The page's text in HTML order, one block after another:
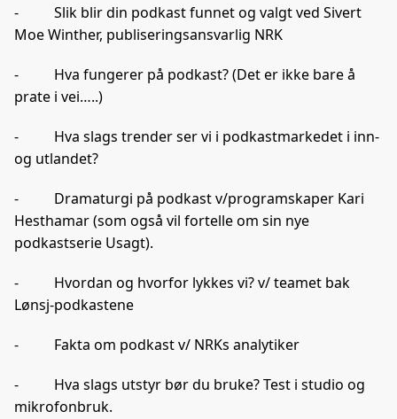
- Slik blir din podkast funnet og valgt ved Sivert
Moe Winther, publiseringsansvarlig NRK
- Hva fungerer på podkast? (Det er ikke bare å
prate i vei…..)
- Hva slags trender ser vi i podkastmarkedet i inn-
og utlandet?
- Dramaturgi på podkast v/programskaper Kari
Hesthamar (som også vil fortelle om sin nye
podkastserie Usagt).
- Hvordan og hvorfor lykkes vi? v/ teamet bak
Lønsj-podkastene
- Fakta om podkast v/ NRKs analytiker
- Hva slags utstyr bør du bruke? Test i studio og
mikrofonbruk.